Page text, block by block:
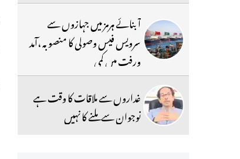
آبنائے ہرمز میں جہازوں سے
سرویس فیس وصولی کا منصوبہ ،آمد
ورفت میں کمی
غداروں سے ملاقات کا وقت ہے
نوجوان سے ملنے کا نہیں